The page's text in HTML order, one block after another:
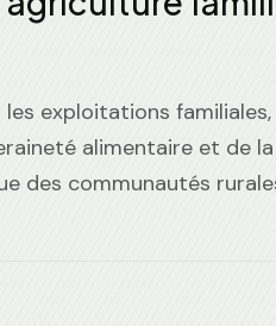
exploitations familiales,
alimentaire et de la
des communautés